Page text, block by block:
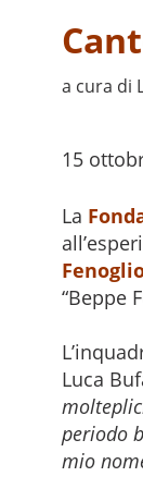
a cura di
15
La
“Beppe
Luca
periodo
mio